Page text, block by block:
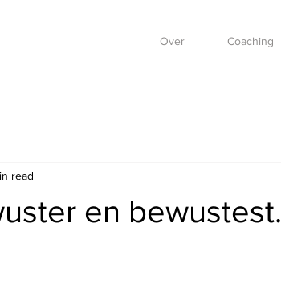
Over Coaching
en bewustest.
read